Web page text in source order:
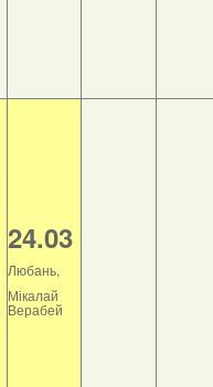
24.03
Любань,
Мікалай
Верабей